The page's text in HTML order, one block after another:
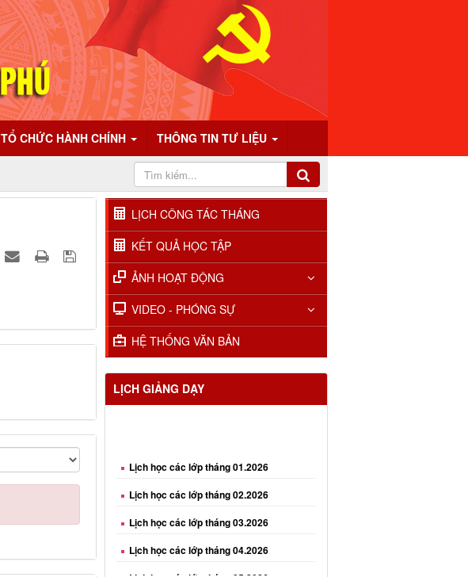
TỔ CHỨC HÀNH CHÍNH THÔNG TIN TƯ LIỆU
LỊCH CÔNG TÁC THÁNG
KẾT QUẢ HỌC TẬP
ẢNH HOẠT ĐỘNG
VIDEO - PHÓNG SỰ
HỆ THỐNG VĂN BẢN
LỊCH GIẢNG DẠY
Lịch học các lớp tháng 02.2026
Lịch học các lớp tháng 03.2026
Lịch học các lớp tháng 04.2026
Lịch học các lớp tháng 05.2026